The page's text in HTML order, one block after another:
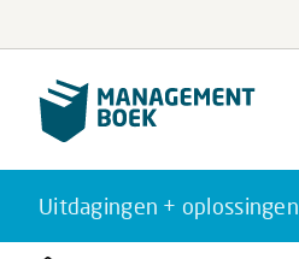
Uitdagingen + oplossingen